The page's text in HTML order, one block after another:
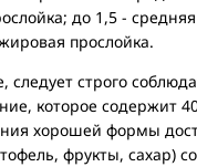
до 1,5 -
прослойка.
следует строго
которое содержит
хорошей формы
фрукты, сахар)